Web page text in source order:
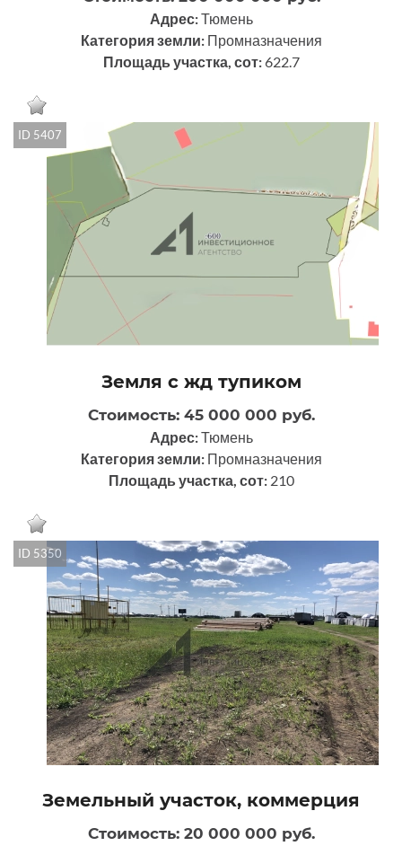
Адрес:Тюмень
Категория земли: Промназначения
Площадь участка, сот: 622.7
ID 5407
Земля с жд тупиком
Стоимость: 45 000 000 руб.
Адрес:Тюмень
Категория земли: Промназначения
Площадь участка, сот: 210
ID 5350
Земельный участок, коммерция
Стоимость: 20 000 000 руб.